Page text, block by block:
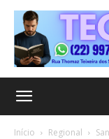
Início Regional